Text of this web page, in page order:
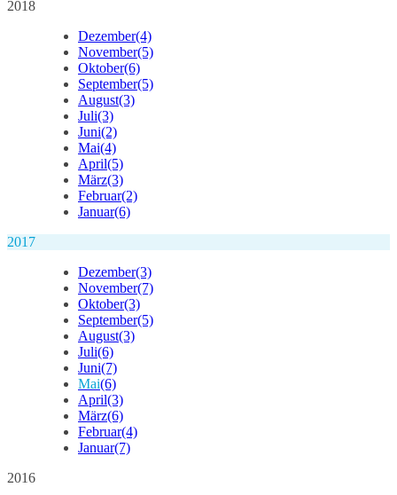
2018
Dezember(4)
November(5)
Oktober(6)
September(5)
August(3)
Juli(3)
Juni(2)
Mai(4)
April(5)
März(3)
Februar(2)
Januar(6)
2017
Dezember(3)
November(7)
Oktober(3)
September(5)
August(3)
Juli(6)
Juni(7)
Mai(6)
April(3)
März(6)
Februar(4)
Januar(7)
2016